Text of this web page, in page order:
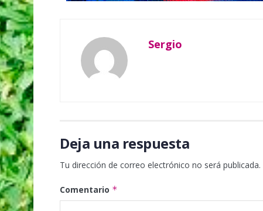
Sergio
Deja una respuesta
Tu dirección de correo electrónico no será publicada.
Comentario *